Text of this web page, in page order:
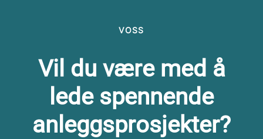
VOSS
Vil du være med å
lede spennende
anleggsprosjekter?